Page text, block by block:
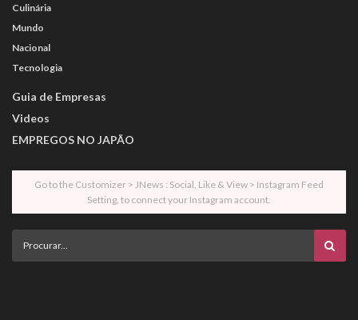
Culinária
Mundo
Nacional
Tecnologia
Guia de Empresas
Videos
EMPREGOS NO JAPÃO
Go to the Customizer > JNews : Social, Like & View > Instagram Feed
Setting, to connect your Instagram account.